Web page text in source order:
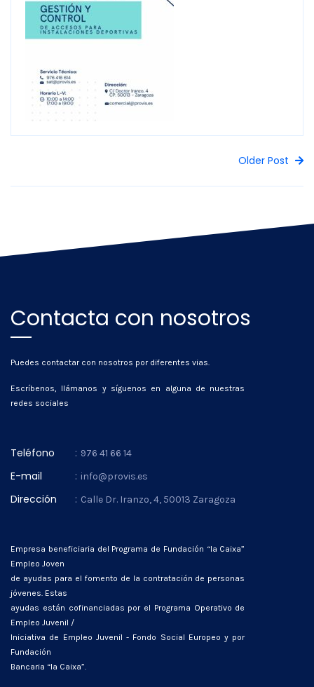
Older Post
Contacta con nosotros
Puedes contactar con nosotros por diferentes vias.
Escríbenos, llámanos y síguenos en alguna de nuestras
redes sociales
Teléfono : 976 41 66 14
E-mail : info@provis.es
Dirección : Calle Dr. Iranzo, 4, 50013 Zaragoza
Empresa beneficiaria del Programa de Fundación “la Caixa”
Empleo Joven
de ayudas para el fomento de la contratación de personas
jóvenes. Estas
ayudas están cofinanciadas por el Programa Operativo de
Empleo Juvenil /
Iniciativa de Empleo Juvenil - Fondo Social Europeo y por
Fundación
Bancaria “la Caixa”.